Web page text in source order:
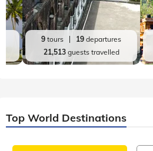
9 tours 19 departures
21,513guests travelled
Top World Destinations